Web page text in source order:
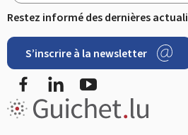
Restez informé des dernières
S’inscrire à la newsletter
FacebookLinkedIn